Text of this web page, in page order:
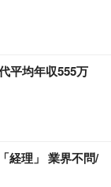
平均年収555万
経理」 業界不問/